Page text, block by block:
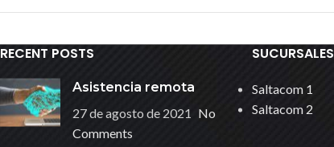
RECENT POSTS
Asistencia remota
27 de agosto de 2021 No
Comments
SUCURSALES
Saltacom 1
Saltacom 2